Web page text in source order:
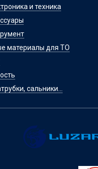
и техника
материалы для ТО
сальники...